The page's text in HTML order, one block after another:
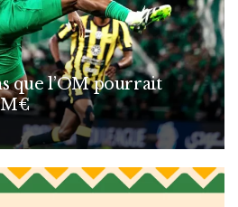
que l’OM pourrait